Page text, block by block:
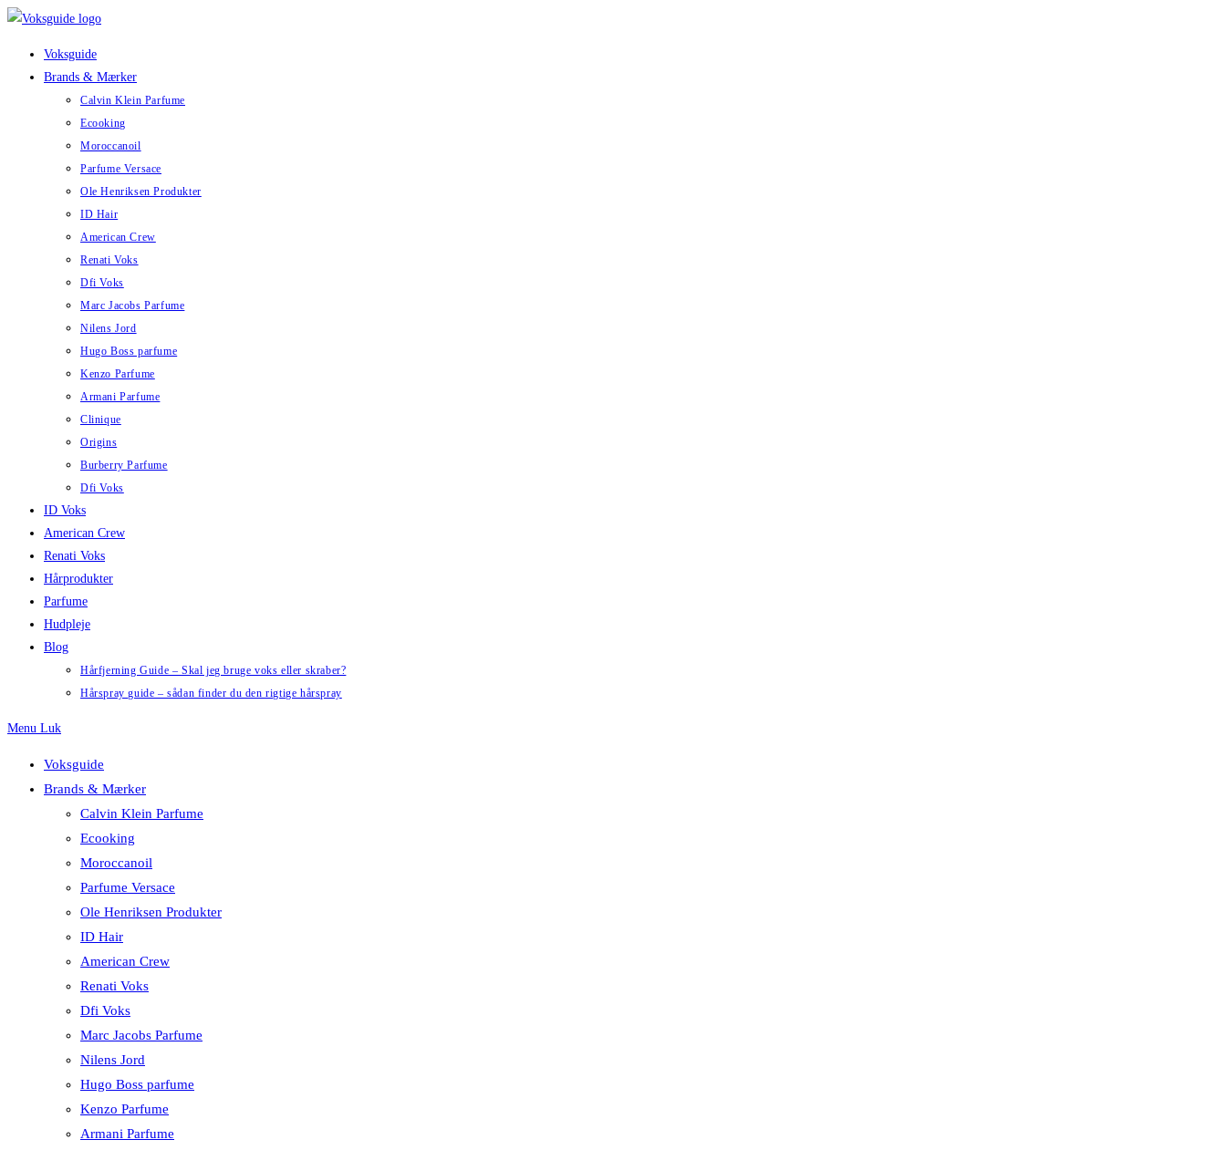
Skip
Voksguide
Brands & Mærker
Calvin Klein Parfume
Ecooking
Moroccanoil
Parfume Versace
Ole Henriksen Produkter
ID Hair
American Crew
Renati Voks
Dfi Voks
Marc Jacobs Parfume
Nilens Jord
Hugo Boss parfume
Kenzo Parfume
Armani Parfume
Clinique
Origins
Burberry Parfume
Dfi Voks
ID Voks
American Crew
Renati Voks
Hårprodukter
Parfume
Hudpleje
Blog
Hårfjerning Guide – Skal jeg bruge voks eller skraber?
Hårspray guide – sådan finder du den rigtige hårspray
Menu Luk
Voksguide
Brands & Mærker
Calvin Klein Parfume
Ecooking
Moroccanoil
Parfume Versace
Ole Henriksen Produkter
ID Hair
American Crew
Renati Voks
Dfi Voks
Marc Jacobs Parfume
Nilens Jord
Hugo Boss parfume
Kenzo Parfume
Armani Parfume